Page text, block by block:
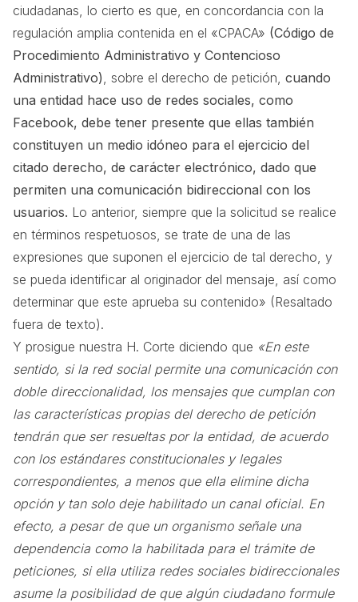
ciudadanas, lo cierto es que, en concordancia con la
regulación amplia contenida en el «CPACA» (Código de
Procedimiento Administrativo y Contencioso
Administrativo), sobre el derecho de petición, cuando
una entidad hace uso de redes sociales, como
Facebook, debe tener presente que ellas también
constituyen un medio idóneo para el ejercicio del
citado derecho, de carácter electrónico, dado que
permiten una comunicación bidireccional con los
usuarios. Lo anterior, siempre que la solicitud se realice
en términos respetuosos, se trate de una de las
expresiones que suponen el ejercicio de tal derecho, y
se pueda identificar al originador del mensaje, así como
determinar que este aprueba su contenido» (Resaltado
fuera de texto).
Y prosigue nuestra H. Corte diciendo que «En este
sentido, si la red social permite una comunicación con
doble direccionalidad, los mensajes que cumplan con
las características propias del derecho de petición
tendrán que ser resueltas por la entidad, de acuerdo
con los estándares constitucionales y legales
correspondientes, a menos que ella elimine dicha
opción y tan solo deje habilitado un canal oficial. En
efecto, a pesar de que un organismo señale una
dependencia como la habilitada para el trámite de
peticiones, si ella utiliza redes sociales bidireccionales
asume la posibilidad de que algún ciudadano formule